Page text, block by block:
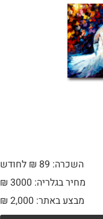
השכרה: 89 ₪ לחודש
מחיר בגלריה: 3000 ₪
מבצע באתר:
₪ 2,000